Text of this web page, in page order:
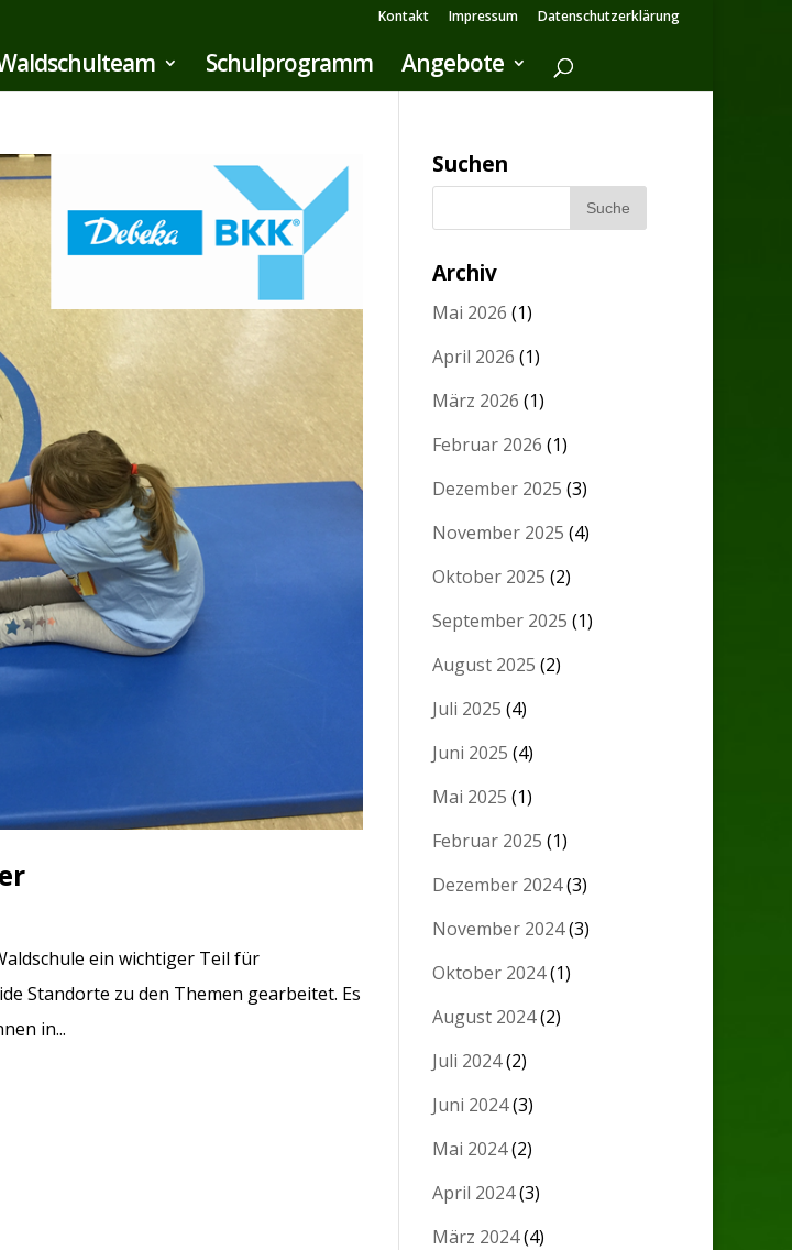
Kontakt Impressum Datenschutzerklärung
Schulprogramm Angebote
ein wichtiger Teil für
Standorte zu den Themen gearbeitet. Es
in...
Suchen
Archiv
Mai 2026 (1)
April 2026 (1)
März 2026 (1)
Februar 2026 (1)
Dezember 2025 (3)
November 2025 (4)
Oktober 2025 (2)
September 2025 (1)
August 2025 (2)
Juli 2025 (4)
Juni 2025 (4)
Mai 2025 (1)
Februar 2025 (1)
Dezember 2024(3)
November 2024(3)
Oktober 2024(1)
August 2024(2)
Juli 2024(2)
Juni 2024(3)
Mai 2024(2)
April 2024(3)
März 2024(4)